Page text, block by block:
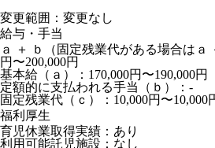
変更範囲：変更なし
給与・手当
ａ ＋ ｂ（固定残業代がある場合はａ
円〜200,000円
基本給（ａ）：170,000円〜190,000円
定額的に支払われる手当（ｂ）：-
固定残業代（ｃ）：10,000円〜10,000
福利厚生
育児休業取得実績：あり
利用可能託児施設：なし